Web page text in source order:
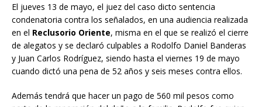
El jueves 13 de mayo, el juez del caso dicto sentencia
condenatoria contra los señalados, en una audiencia realizada
en el Reclusorio Oriente, misma en el que se realizó el cierre
de alegatos y se declaró culpables a Rodolfo Daniel Banderas
y Juan Carlos Rodríguez, siendo hasta el viernes 19 de mayo
cuando dictó una pena de 52 años y seis meses contra ellos.
Además tendrá que hacer un pago de 560 mil pesos como